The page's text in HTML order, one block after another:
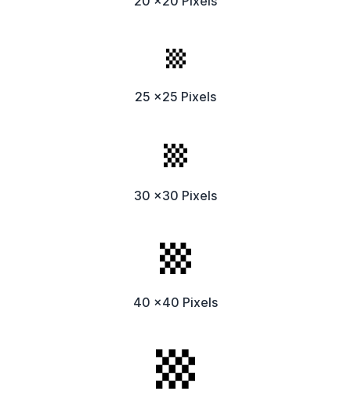
25 x25 Pixels
30 x30 Pixels
40 x40 Pixels